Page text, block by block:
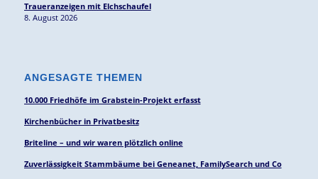
Traueranzeigen mit Elchschaufel
8. August 2026
ANGESAGTE THEMEN
10.000 Friedhöfe im Grabstein-Projekt erfasst
Kirchenbücher in Privatbesitz
Briteline – und wir waren plötzlich online
Zuverlässigkeit Stammbäume bei Geneanet, FamilySearch und Co